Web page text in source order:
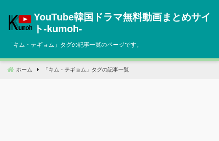
へ
動
YouTube韓国ドラマ無料動画まとめサイ
ト‐kumoh‐
「キム・テギョム 」タグの記事一覧のページです。
ホーム 「 キム・テギョム 」タグの記事一覧